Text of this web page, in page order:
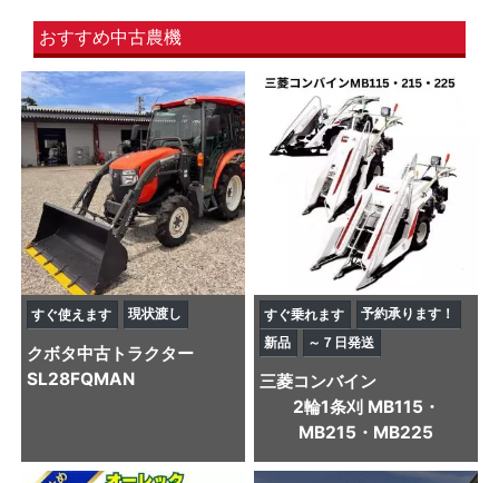
おすすめ中古農機
すぐ使えます 現状渡し
クボタ中古トラクター
SL28FQMAN
すぐ乗れます
予約承ります！
新品
～７日発送
三菱コンバイン
2輪1条刈 MB115・
MB215・MB225